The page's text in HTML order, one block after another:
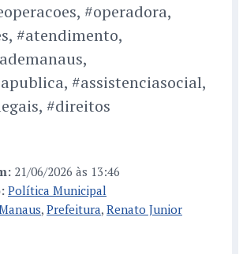
#operadora,
#atendimento,
#assistenciasocial,
#direitos
21/06/2026 às 13:46
Política Municipal
, Prefeitura, Renato Junior